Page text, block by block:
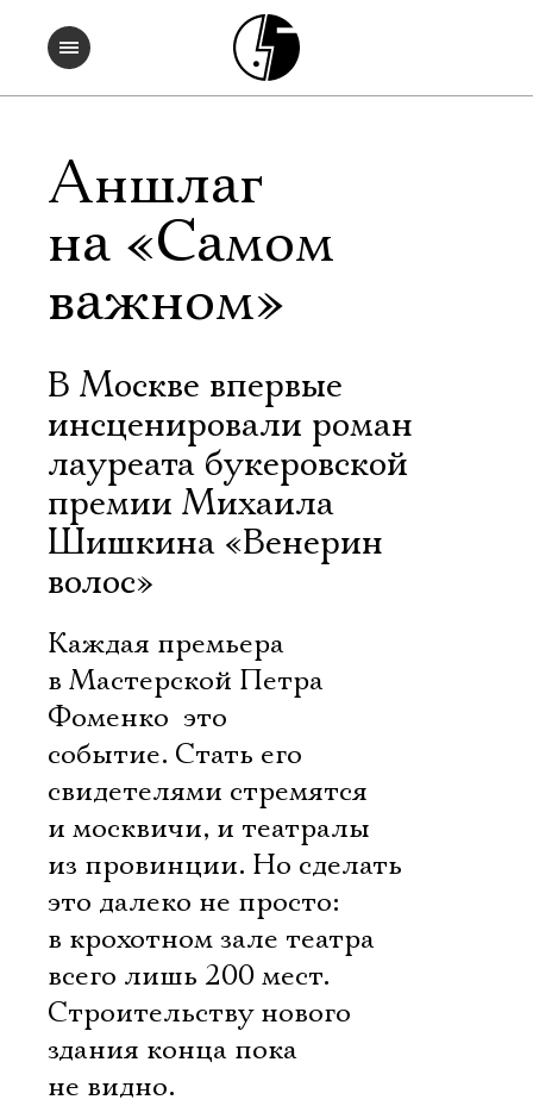
Аншлаг
на «Самом
важном»
В Москве впервые
инсценировали роман
лауреата букеровской
премии Михаила
Шишкина «Венерин
волос»
Каждая премьера
в Мастерской Петра
Фоменко  это
событие. Стать его
свидетелями стремятся
и москвичи, и театралы
из провинции. Но сделать
это далеко не просто:
в крохотном зале театра
всего лишь 200 мест.
Строительству нового
здания конца пока
не видно.